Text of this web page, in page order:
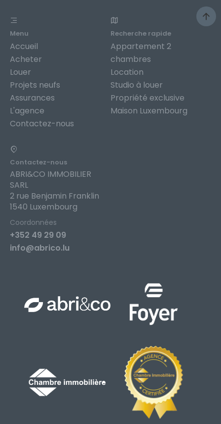
Menu
Accueil
Acheter
Louer
Projets neufs
Assurances
L'agence
Contactez-nous
Recherche rapide
Appartement 2
chambres
Location
Studio à louer
Propriété exclusive
Maison Luxembourg
Contactez-nous
ABRI&CO IMMOBILIER
SARL
2 rue Benjamin Franklin
1540 Luxembourg
Coordonnées
+352 49 29 09
info@abrico.lu